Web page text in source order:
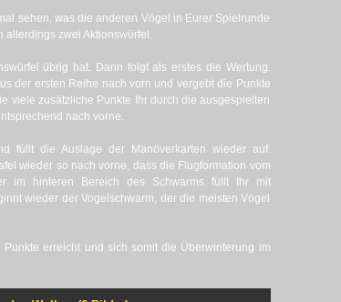
sehen, was die anderen Vögel in Eurer Spielrunde
allerdings zwei Aktionswürfel.
übrig hat. Dann folgt als erstes die Wertung.
der ersten Reihe nach vorn und vergebt die Punkte
viele zusätzliche Punkte Ihr durch die ausgespielten
nach vorne.
füllt die Auslage der Manöverkarten wieder auf.
wieder so nach vorne, dass die Flugformation vom
im hinteren Bereich des Schwarms füllt Ihr mit
wieder der Vogelschwarm, der die meisten Vögel
erreicht und sich somit die Überwinterung im